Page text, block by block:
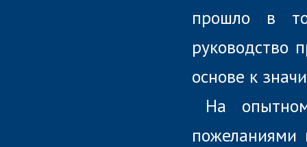
прошло в
руководство
основе к
На
пожеланиями